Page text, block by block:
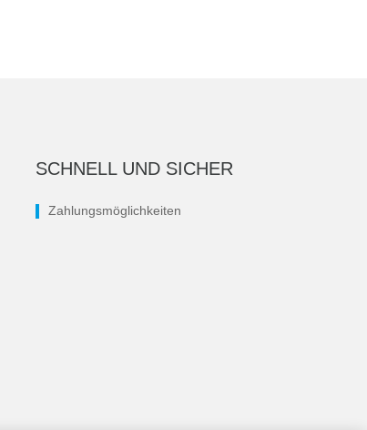
SCHNELL UND SICHER
Zahlungsmöglichkeiten